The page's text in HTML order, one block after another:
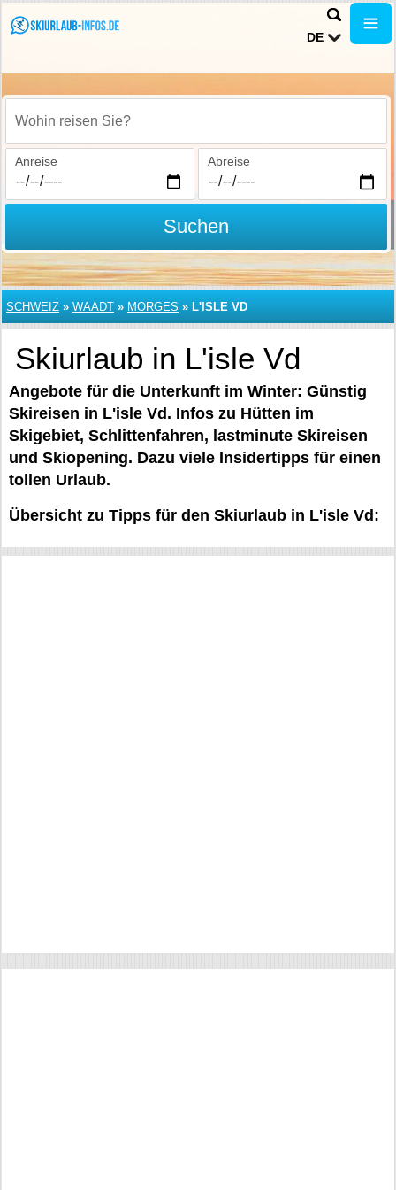
DE
Wohin reisen Sie?
Anreise Abreise
Suchen
SCHWEIZ » WAADT » MORGES » L'ISLE VD
Skiurlaub in L'isle Vd
Angebote für die Unterkunft im Winter: Günstig
Skireisen in L'isle Vd. Infos zu Hütten im
Skigebiet, Schlittenfahren, lastminute Skireisen
und Skiopening. Dazu viele Insidertipps für einen
tollen Urlaub.
Übersicht zu Tipps für den Skiurlaub in L'isle Vd: